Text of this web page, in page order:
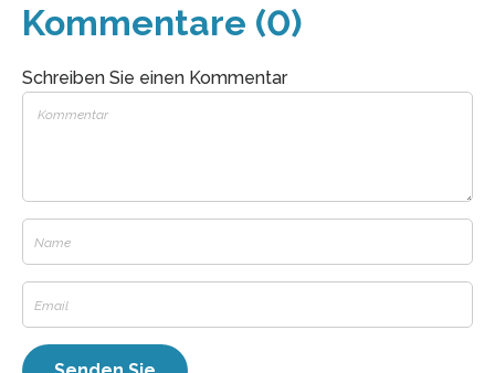
Kommentare (0)
Schreiben Sie einen Kommentar